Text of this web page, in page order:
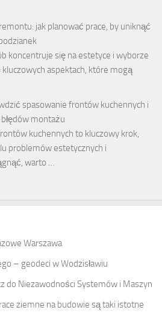
jak planować prace, by uniknąć
koncentruje się na estetyce i wyborze
kluczowych aspektach, które mogą
spasowanie frontów kuchennych i
montażu
kuchennych to kluczowy krok,
problemów estetycznych i
warto …
Warszawa
– geodeci w Wodzisławiu
do Niezawodności Systemów i Maszyn
ziemne na budowie są taki istotne